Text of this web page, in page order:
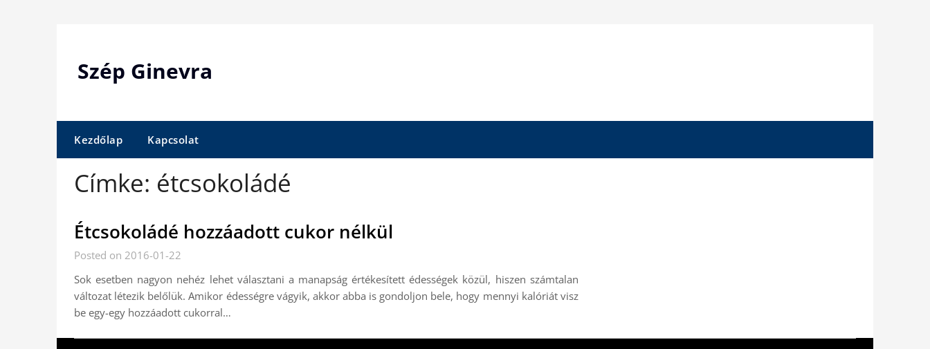
Szép Ginevra
Kezdőlap Kapcsolat
Címke: étcsokoládé
Étcsokoládé hozzáadott cukor nélkül
Posted on 2016-01-22
Sok esetben nagyon nehéz lehet választani a manapság értékesített édességek közül, hiszen számtalan
változat létezik belőlük. Amikor édességre vágyik, akkor abba is gondoljon bele, hogy mennyi kalóriát visz
be egy-egy hozzáadott cukorral…